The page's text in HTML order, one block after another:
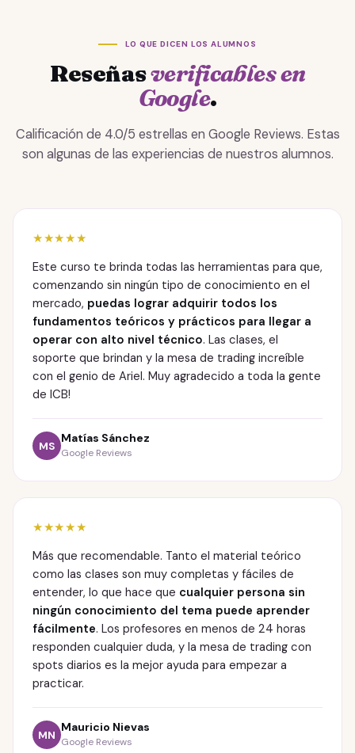
LO QUE DICEN LOS ALUMNOS
Reseñasverificables en
Google.
Calificación de 4.0/5 estrellas en Google Reviews. Estas
son algunas de las experiencias de nuestros alumnos.
★★★★★
Este curso te brinda todas las herramientas para que,
comenzando sin ningún tipo de conocimiento en el
mercado, puedas lograr adquirir todos los
fundamentos teóricos y prácticos para llegar a
operar con alto nivel técnico. Las clases, el
soporte que brindan y la mesa de trading increíble
con el genio de Ariel. Muy agradecido a toda la gente
de ICB!
MS
Matías Sánchez
Google Reviews
★★★★★
Más que recomendable. Tanto el material teórico
como las clases son muy completas y fáciles de
entender, lo que hace que cualquier persona sin
ningún conocimiento del tema puede aprender
fácilmente. Los profesores en menos de 24 horas
responden cualquier duda, y la mesa de trading con
spots diarios es la mejor ayuda para empezar a
practicar.
MN
Mauricio Nievas
Google Reviews